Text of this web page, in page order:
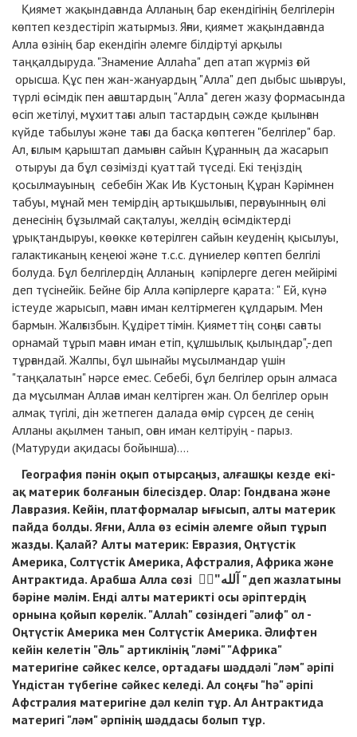
Қиямет жақындағанда Алланың бар екендігінің белгілерін
көптеп кездестіріп жатырмыз. Яғни, қиямет жақындағанда
Алла өзінің бар екендігін әлемге білдіртуі арқылы
таңқалдыруда. "Знамение Аллаһа" деп атап жүрміз ғой
орысша. Құс пен жан-жануардың "Алла" деп дыбыс шығаруы,
түрлі өсімдік пен ағаштардың "Алла" деген жазу формасында
өсіп жетілуі, мұхиттағы алып тастардың сәжде қылынған
күйде табылуы және тағы да басқа көптеген "белгілер" бар.
Ал, ғылым қарыштап дамыған сайын Құранның да жасарып
отыруы да бұл сөзімізді қуаттай түседі. Екі теңіздің
қосылмауының себебін Жак Ив Кустоның Құран Кәрімнен
табуы, мұнай мен темірдің артықшылығы, перғауынның өлі
денесінің бұзылмай сақталуы, желдің өсімдіктерді
ұрықтандыруы, көөкке көтерілген сайын кеуденің қысылуы,
галактиканың кеңеюі және т.с.с. дүниелер көптеп белгілі
болуда. Бұл белгілердің Алланың кәпірлерге деген мейірімі
деп түсінейік. Бейне бір Алла кәпірлерге қарата: " Ей, күнә
істеуде жарысып, маған иман келтірмеген құлдарым. Мен
бармын. Жалғызбын. Құдіреттімін. Қияметтің соңғы сағаты
орнамай тұрып маған иман етіп, құлшылық қылыңдар",-деп
тұрғандай. Жалпы, бұл шынайы мұсылмандар үшін
"таңқалатын" нәрсе емес. Себебі, бұл белгілер орын алмаса
да мұсылман Аллаға иман келтірген жан. Ол белгілер орын
алмақ түгілі, дін жетпеген далада өмір сүрсең де сенің
Алланы ақылмен танып, оған иман келтіруің - парыз.
(Матуруди ақидасы бойынша)....
География пәнін оқып отырсаңыз, алғашқы кезде екі-
ақ материк болғанын білесіздер. Олар: Гондвана және
Лавразия. Кейін, платформалар ығысып, алты материк
пайда болды. Яғни, Алла өз есімін әлемге ойып тұрып
жазды. Қалай? Алты материк: Евразия, Оңтүстік
Америка, Солтүстік Америка, Афстралия, Африка және
Антрактида. Арабша Алла сөзі "ْْآلله " деп жазлатыны
бәріне мәлім. Енді алты материкті осы әріптердің
орнына қойып көрелік. "Аллаһ" сөзіндегі "әлиф" ол -
Оңтүстік Америка мен Солтүстік Америка. Әлифтен
кейін келетін "Әль" артиклінің "ләмі" "Африка"
материгіне сәйкес келсе, ортадағы шәддәлі "ләм" әріпі
Үндістан түбегіне сәйкес келеді. Ал соңғы "һә" әріпі
Афстралия материгіне дәл келіп тұр. Ал Антрактида
материгі "ләм" әрпінің шәддасы болып тұр.